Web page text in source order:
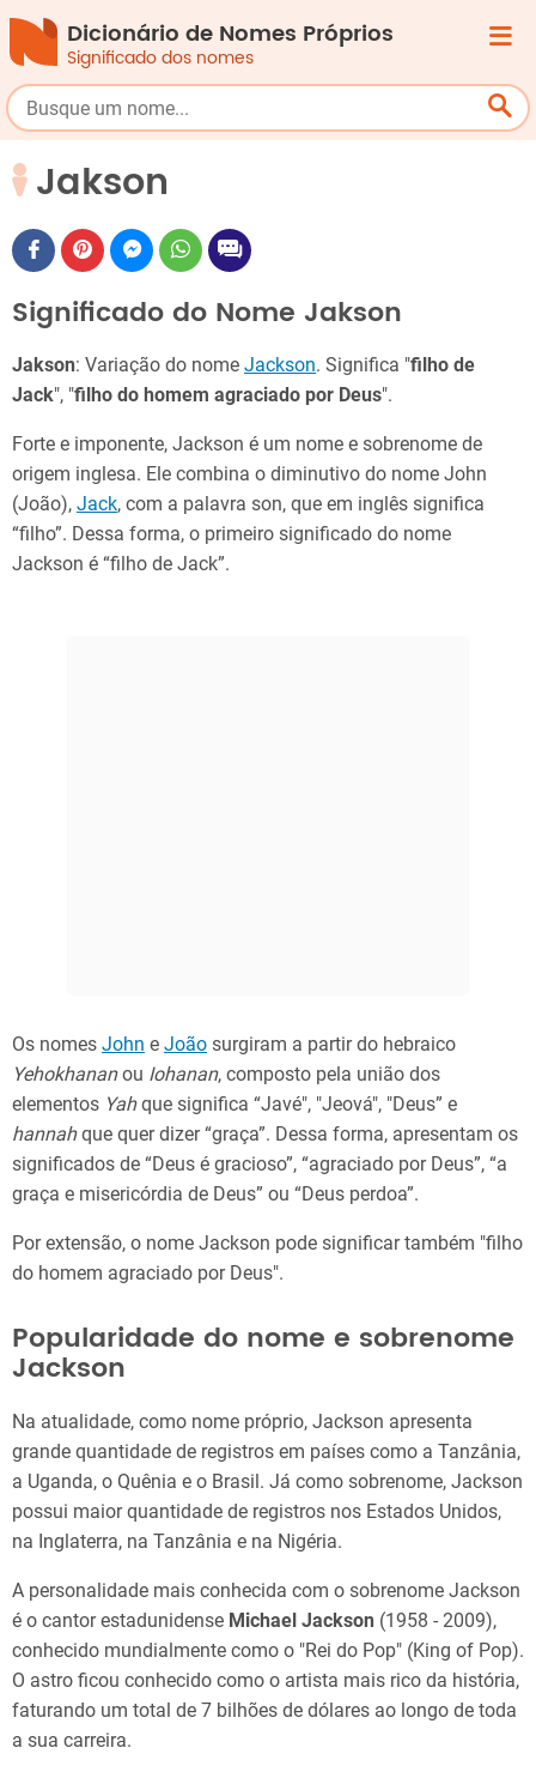
Dicionário de Nomes Próprios
Significado dos nomes
Jakson
Significado do Nome Jakson
Jakson: Variação do nome Jackson. Significa "filho de
Jack", "filho do homem agraciado por Deus".
Forte e imponente, Jackson é um nome e sobrenome de
origem inglesa. Ele combina o diminutivo do nome John
(João), Jack, com a palavra son, que em inglês significa
“filho”. Dessa forma, o primeiro significado do nome
Jackson é “filho de Jack”.
Os nomes John e João surgiram a partir do hebraico
Yehokhananou Iohanan, composto pela união dos
elementos Yahque significa “Javé", "Jeová", "Deus” e
hannahque quer dizer “graça”. Dessa forma, apresentam os
significados de “Deus é gracioso”, “agraciado por Deus”, “a
graça e misericórdia de Deus” ou “Deus perdoa”.
Por extensão, o nome Jackson pode significar também "filho
do homem agraciado por Deus".
Popularidade do nome e sobrenome
Jackson
Na atualidade, como nome próprio, Jackson apresenta
grande quantidade de registros em países como a Tanzânia,
a Uganda, o Quênia e o Brasil. Já como sobrenome, Jackson
possui maior quantidade de registros nos Estados Unidos,
na Inglaterra, na Tanzânia e na Nigéria.
A personalidade mais conhecida com o sobrenome Jackson
é o cantor estadunidense Michael Jackson (1958 - 2009),
conhecido mundialmente como o "Rei do Pop" (King of Pop).
O astro ficou conhecido como o artista mais rico da história,
faturando um total de 7 bilhões de dólares ao longo de toda
a sua carreira.